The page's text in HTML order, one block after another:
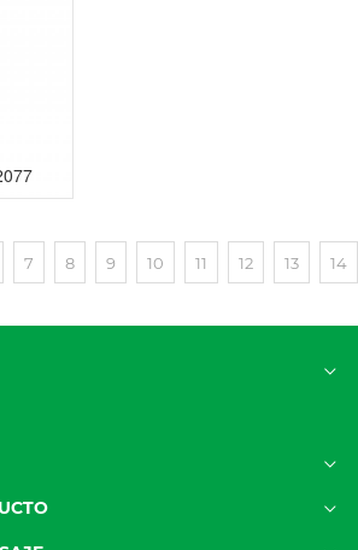
7 8 9 10 11 12 13 14